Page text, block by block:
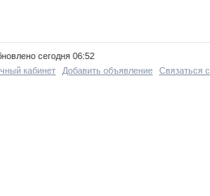
сегодня 06:52
кабинет Добавить объявление Связаться